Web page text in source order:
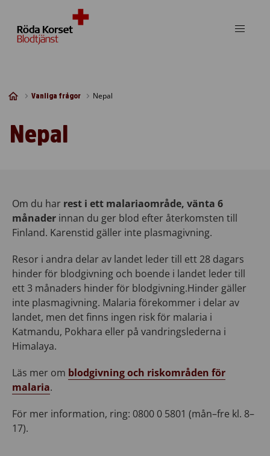
Vanliga frågor Nepal
Nepal
Om du har rest i ett malariaområde, vänta 6
månader innan du ger blod efter återkomsten till
Finland. Karenstid gäller inte plasmagivning.
Resor i andra delar av landet leder till ett 28 dagars
hinder för blodgivning och boende i landet leder till
ett 3 månaders hinder för blodgivning.Hinder gäller
inte plasmagivning. Malaria förekommer i delar av
landet, men det finns ingen risk för malaria i
Katmandu, Pokhara eller på vandringslederna i
Himalaya.
Läs mer om blodgivning och riskområden för
malaria.
För mer information, ring: 0800 0 5801 (mån–fre kl. 8–
17).